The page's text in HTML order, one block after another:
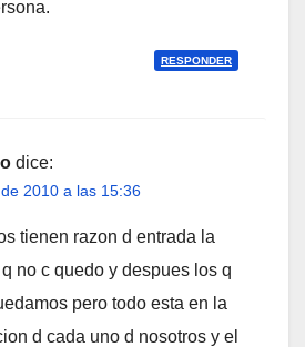
RESPONDER
dice:
2010 a las 15:36
tienen razon d entrada la
no c quedo y despues los q
pero todo esta en la
d cada uno d nosotros y el